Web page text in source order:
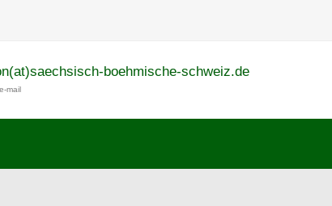
boehmische-schweiz.de
mail